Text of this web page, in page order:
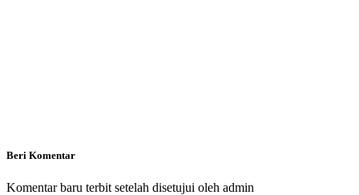
Beri Komentar
Komentar baru terbit setelah disetujui oleh admin